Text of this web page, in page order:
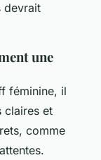
devrait
une
féminine, il
claires et
comme